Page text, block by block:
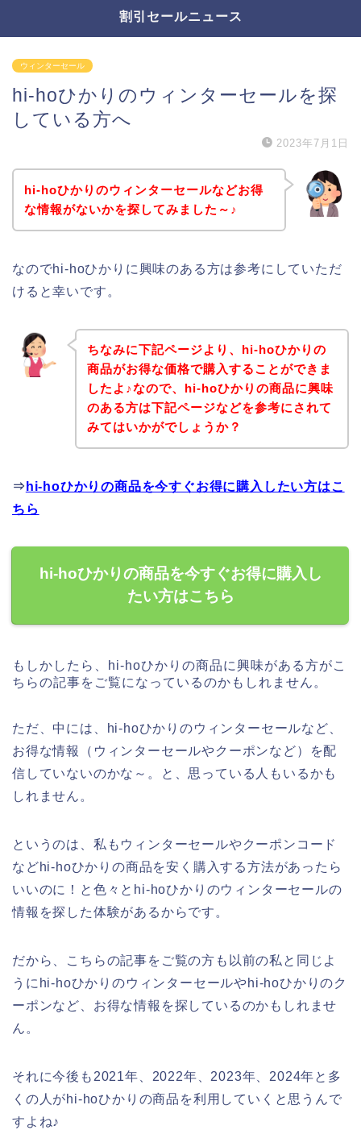
割引セールニュース
ウィンターセール
hi-hoひかりのウィンターセールを探
している方へ
2023年7月1日
hi-hoひかりのウィンターセールなどお得
な情報がないかを探してみました～♪
なのでhi-hoひかりに興味のある方は参考にしていただ
けると幸いです。
ちなみに下記ページより、hi-hoひかりの
商品がお得な価格で購入することができま
したよ♪なので、hi-hoひかりの商品に興味
のある方は下記ページなどを参考にされて
みてはいかがでしょうか？
⇒ hi-hoひかりの商品を今すぐお得に購入したい方はこ
ちら
hi-hoひかりの商品を今すぐお得に購入し
たい方はこちら
もしかしたら、hi-hoひかりの商品に興味がある方がこ
ちらの記事をご覧になっているのかもしれません。
ただ、中には、hi-hoひかりのウィンターセールなど、
お得な情報（ウィンターセールやクーポンなど）を配
信していないのかな～。と、思っている人もいるかも
しれません。
というのは、私もウィンターセールやクーポンコード
などhi-hoひかりの商品を安く購入する方法があったら
いいのに！と色々とhi-hoひかりのウィンターセールの
情報を探した体験があるからです。
だから、こちらの記事をご覧の方も以前の私と同じよ
うにhi-hoひかりのウィンターセールやhi-hoひかりのク
ーポンなど、お得な情報を探しているのかもしれませ
ん。
それに今後も2021年、2022年、2023年、2024年と多
くの人がhi-hoひかりの商品を利用していくと思うんで
すよね♪